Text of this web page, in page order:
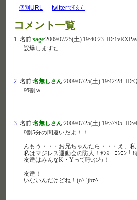
個別URL twitterで呟く
コメント一覧
1 名前:sage:2009/07/25(土) 19:40:23
誤爆しますた
2 名前:名無しさん:2009/07/25(土) 19:42:28
95割ｗ
3 名前:名無しさん:2009/07/25(土) 19:57:05
9割5分の間違いだよ！！
んもう・・・お兄ちゃんたら・・・え、私
私はマジレス運動会の防人！ﾔﾝｽ・ｺﾝｺﾝ！
友達はみんなK・Yって呼ぶわ！
友達！
いないんだけどね！(o^-')bﾃﾍ